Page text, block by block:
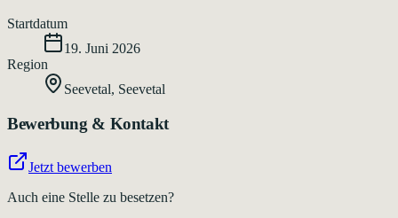
Startdatum
19. Juni 2026
Region
Seevetal, Seevetal
Bewerbung & Kontakt
Jetzt bewerben
Auch eine Stelle zu besetzen?